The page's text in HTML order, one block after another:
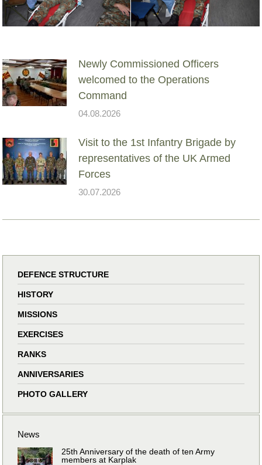
Newly Commissioned Officers
welcomed to the Operations
Command
04.08.2026
Visit to the 1st Infantry Brigade by
representatives of the UK Armed
Forces
30.07.2026
DEFENCE STRUCTURE
HISTORY
MISSIONS
EXERCISES
RANKS
ANNIVERSARIES
PHOTO GALLERY
News
25th Anniversary of the death of ten Army
members at Karplak